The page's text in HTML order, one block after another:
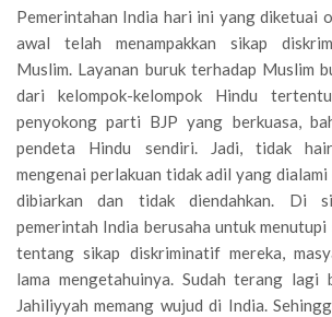
Pemerintahan India hari ini yang diketuai
awal telah menampakkan sikap
Muslim. Layanan buruk terhadap Muslim
dari kelompok-kelompok Hindu
penyokong parti BJP yang berkuasa,
pendeta Hindu sendiri. Jadi, tidak
mengenai perlakuan tidak adil yang
dibiarkan dan tidak diendahkan. Di
pemerintah India berusaha untuk menutupi
tentang sikap diskriminatif mereka,
lama mengetahuinya. Sudah terang lagi
Jahiliyyah memang wujud di India.